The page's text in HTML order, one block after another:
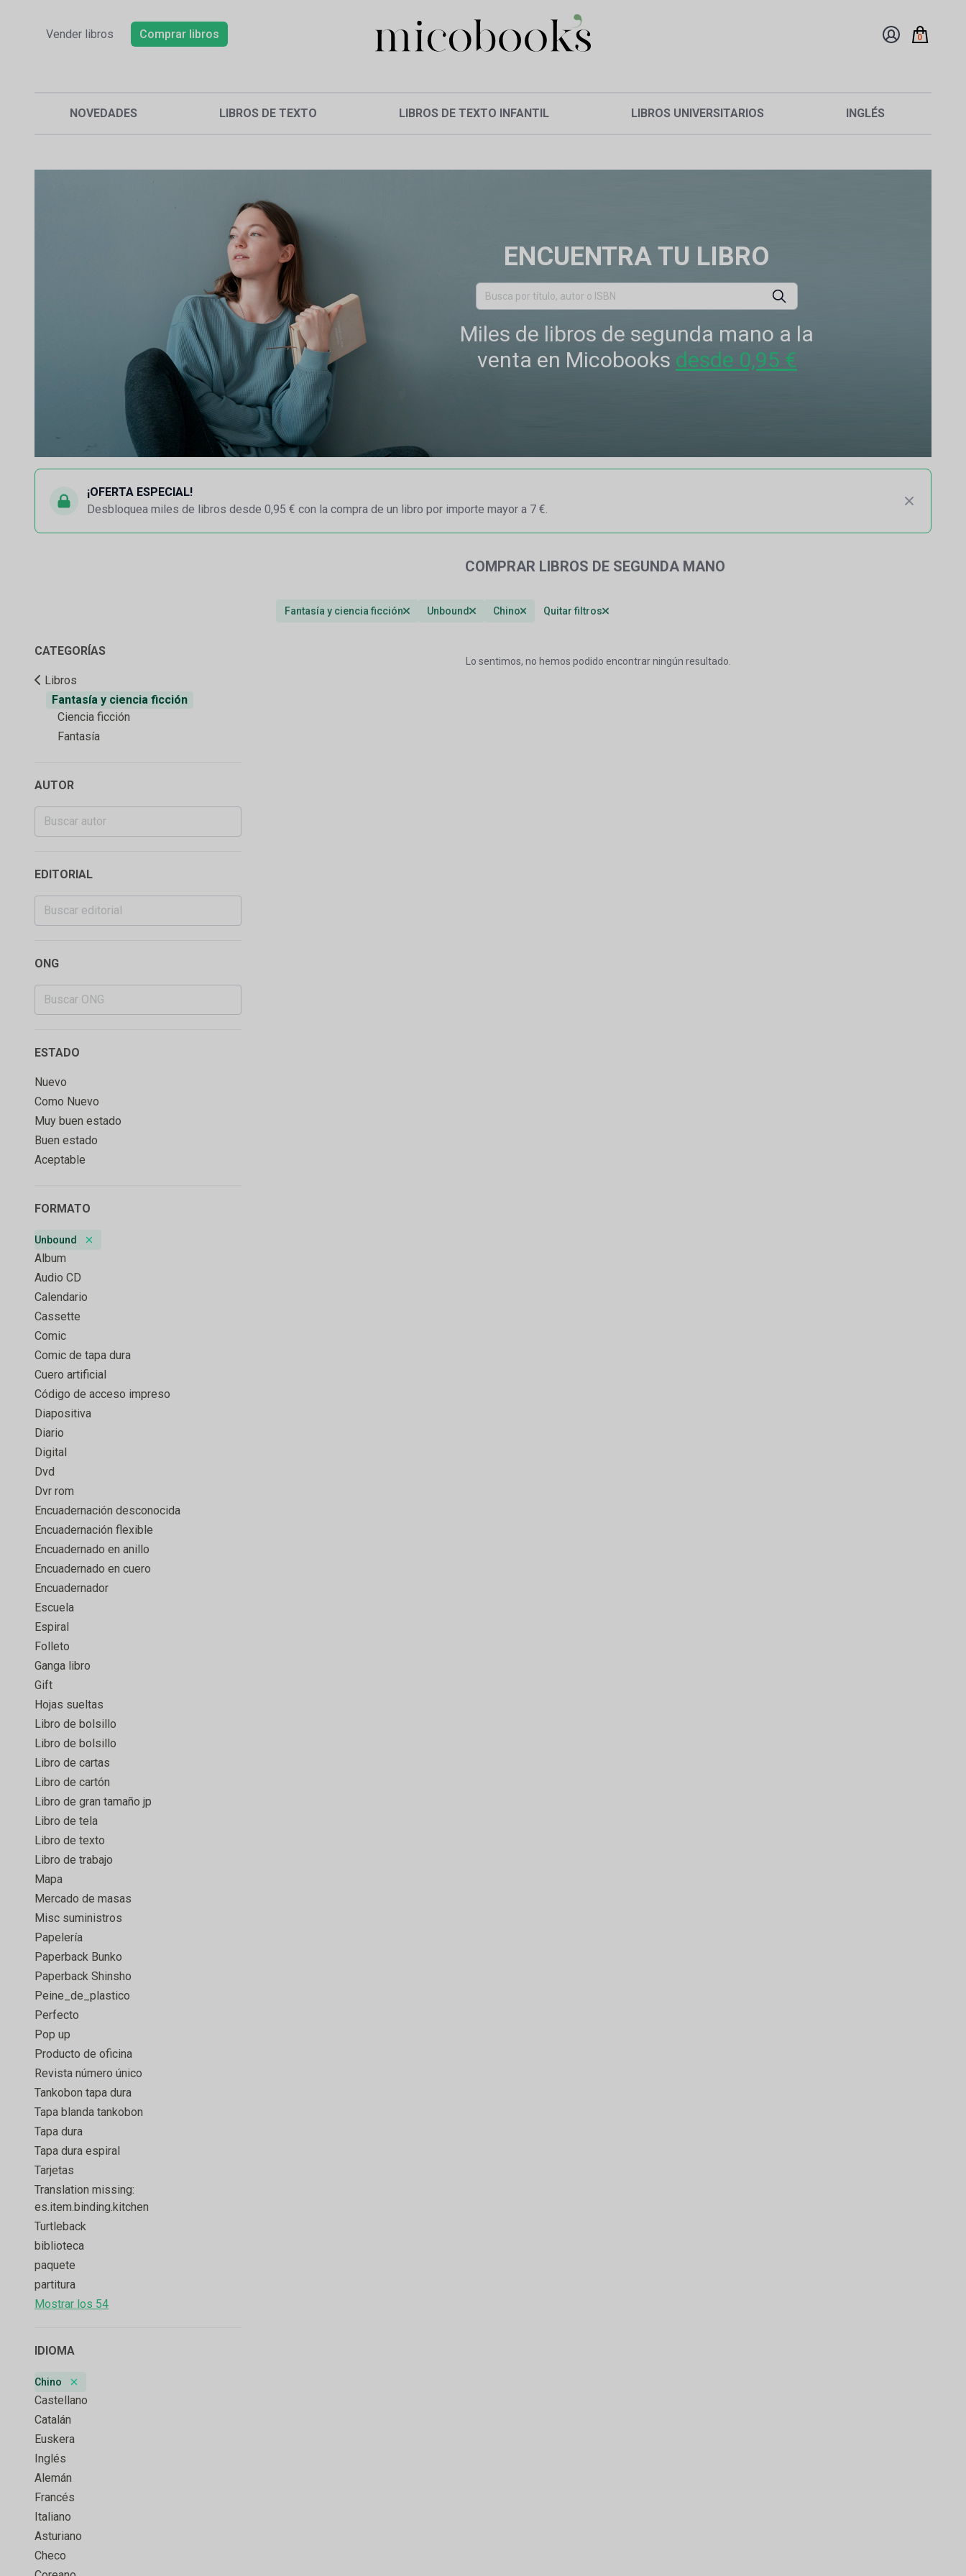
Vender libros Comprar libros 0
NOVEDADES LIBROS DE TEXTO LIBROS DE TEXTO INFANTIL LIBROS UNIVERSITARIOS INGLÉS
ENCUENTRA TU LIBRO
Miles de libros de segunda mano a la
venta en Micobooks desde 0,95 €
¡OFERTA ESPECIAL!
Desbloquea miles de libros desde 0,95 € con la compra de un libro por importe mayor a 7 €.
COMPRAR LIBROS DE SEGUNDA MANO
Fantasía y ciencia ficción Unbound Chino Quitar filtros
CATEGORÍAS
Libros
Fantasía y ciencia ficción
Ciencia ficción
Fantasía
AUTOR
EDITORIAL
ONG
ESTADO
Nuevo
Como Nuevo
Muy buen estado
Buen estado
Aceptable
FORMATO
Unbound
Remove badge
Album
Audio CD
Calendario
Cassette
Comic
Comic de tapa dura
Cuero artificial
Código de acceso impreso
Diapositiva
Diario
Digital
Dvd
Dvr rom
Encuadernación desconocida
Encuadernación flexible
Encuadernado en anillo
Encuadernado en cuero
Encuadernador
Escuela
Espiral
Folleto
Ganga libro
Gift
Hojas sueltas
Libro de bolsillo
Libro de bolsillo
Libro de cartas
Libro de cartón
Libro de gran tamaño jp
Libro de tela
Libro de texto
Libro de trabajo
Mapa
Mercado de masas
Misc suministros
Papelería
Paperback Bunko
Paperback Shinsho
Peine_de_plastico
Perfecto
Pop up
Producto de oficina
Revista número único
Tankobon tapa dura
Tapa blanda tankobon
Tapa dura
Tapa dura espiral
Tarjetas
Translation missing:
es.item.binding.kitchen
Turtleback
biblioteca
paquete
partitura
Mostrar los 54
IDIOMA
Chino
Remove badge
Castellano
Catalán
Euskera
Inglés
Alemán
Francés
Italiano
Asturiano
Checo
Lo sentimos, no hemos podido encontrar ningún resultado.